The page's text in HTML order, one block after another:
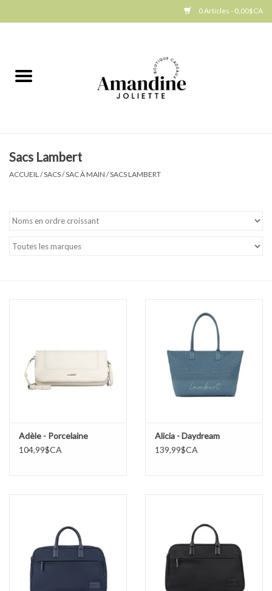
0 Articles - 0,00$CA
Art de la table
Bijoux
Papeterie
Marques
Sacs Lambert
ACCUEIL /SACS/SAC À MAIN /SACS LAMBERT
Adèle - Porcelaine
104,99$CA
Alicia - Daydream
139,99$CA